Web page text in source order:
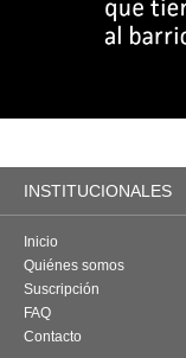
INSTITUCIONALES
Inicio
Quiénes somos
Suscripción
FAQ
Contacto